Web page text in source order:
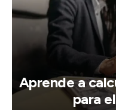
Aprende a
para